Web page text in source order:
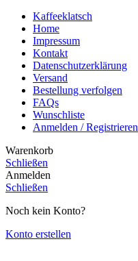
Kaffeeklatsch
Home
Impressum
Kontakt
Datenschutzerklärung
Versand
Bestellung verfolgen
FAQs
Wunschliste
Anmelden / Registrieren
Warenkorb
Schließen
Anmelden
Schließen
Noch kein Konto?
Konto erstellen